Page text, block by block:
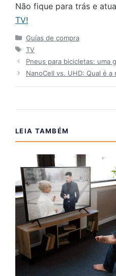
Não fique para trás e
TV!
Categorias
Guías de compra
Tags
TV
Pneus para bicicletas: uma
NanoCell vs. UHD: Qual é a
LEIA TAMBÉM